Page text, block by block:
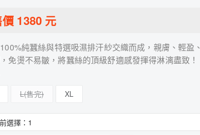
1380 元
純蠶絲與特選吸濕排汗紗交織而成，親膚、輕盈
免燙不易皺，將蠶絲的頂級舒適感發揮得淋漓盡致！
L XL